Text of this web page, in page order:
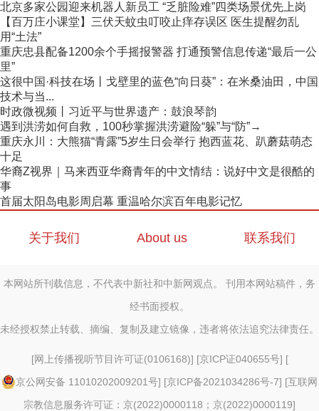
北京多家公园迎来机器人新员工 “乏脏险难”四类场景优先上岗
【百万庄小课堂】三伏天蚊虫叮咬止痒存误区 医生提醒勿乱
用“土法”
重庆忠县配备1200余个手摇报警器 打通预警信息传递“最后一公
里”
这很中国·科技在场丨戈壁里的蓝色“向日葵”：在米桑油田，中国
技术与当...
时政微视频丨习近平与世界遗产：鼓浪琴韵
遇到洪涝如何自救，100秒掌握洪涝避险“躲”与“防”→
重庆永川：大熊猫“青露”5岁生日会举行 抱西蓝花、趴蘑菇萌态
十足
华裔Z视界｜马来西亚华裔青年的中文情结：说好中文是很酷的
事
首届太阳岛电影周启幕 重温哈尔滨百年电影记忆
关于我们 About us 联系我们
本网站所刊载信息，不代表中新社和中新网观点。 刊用本网站稿件，务
经书面授权。
未经授权禁止转载、摘编、复制及建立镜像，违者将依法追究法律责任。
[网上传播视听节目许可证(0106168)] [京ICP证040655号] [
京公网安备 11010202009201号] [京ICP备2021034286号-7] [互联网
宗教信息服务许可证：京(2022)0000118；京(2022)0000119]